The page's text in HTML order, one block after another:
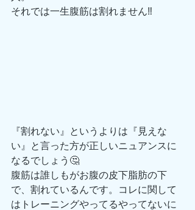
それでは一生腹筋は割れません‼️
『割れない』というよりは『見えな
い』と言った方が正しいニュアンスに
なるでしょう🤔
腹筋は誰しもがお腹の皮下脂肪の下
で、割れているんです。コレに関して
はトレーニングやってるやってないに